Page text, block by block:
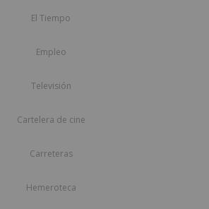
El Tiempo
Empleo
Televisión
Cartelera de cine
Carreteras
Hemeroteca